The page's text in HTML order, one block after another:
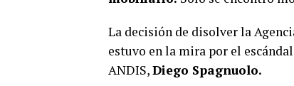
La decisión de disolver la
estuvo en la mira por el
ANDIS,Diego Spagnuolo.